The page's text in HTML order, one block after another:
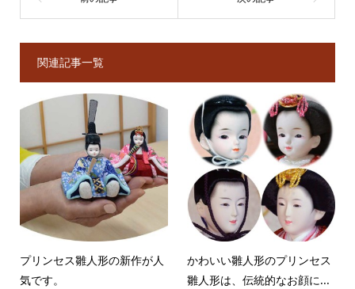
関連記事一覧
プリンセス雛人形の新作が人
気です。
かわいい雛人形のプリンセス
雛人形は、伝統的なお顔に...